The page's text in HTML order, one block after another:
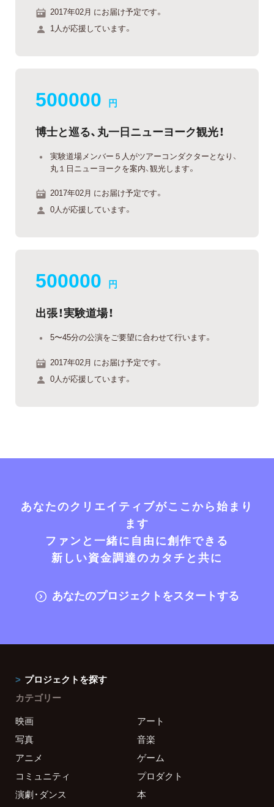
2017年02月 にお届け予定です。
1人が応援しています。
500000 円
博士と巡る、丸一日ニューヨーク観光！
実験道場メンバー５人がツアーコンダクターとなり、
丸１日ニューヨークを案内、観光します。
2017年02月 にお届け予定です。
0人が応援しています。
500000 円
出張！実験道場！
5〜45分の公演をご要望に合わせて行います。
2017年02月 にお届け予定です。
0人が応援しています。
あなたのクリエイティブがここから始まり
ます
ファンと一緒に自由に創作できる
新しい資金調達のカタチと共に
あなたのプロジェクトをスタートする
プロジェクトを探す
カテゴリー
映画
アート
写真
音楽
アニメ
ゲーム
コミュニティ
プロダクト
演劇・ダンス
本